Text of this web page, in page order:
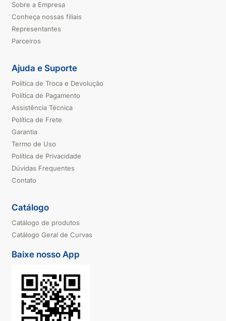
Sobre a Empresa
Conheça nossas filiais
Representantes
Parceiros
Ajuda e Suporte
Política de Troca e Devolução
Política de Pagamento
Assistência Técnica
Política de Frete
Garantia
Termo de Uso
Política de Privacidade
Dúvidas Frequentes
Contato
Catálogo
Catálogo de produtos
Catálogo Geral de Curvas
Baixe nosso App